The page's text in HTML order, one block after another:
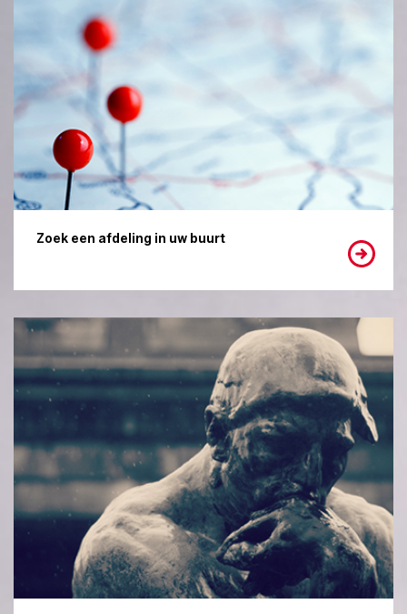
Zoek een afdeling in uw buurt